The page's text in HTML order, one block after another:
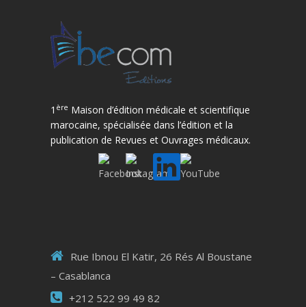
1 ère Maison d’édition médicale et scientifique
marocaine, spécialisée dans l’édition et la
publication de Revues et Ouvrages médicaux.
Rue Ibnou El Katir, 26 Rés Al Boustane
– Casablanca
+212 522 99 49 82